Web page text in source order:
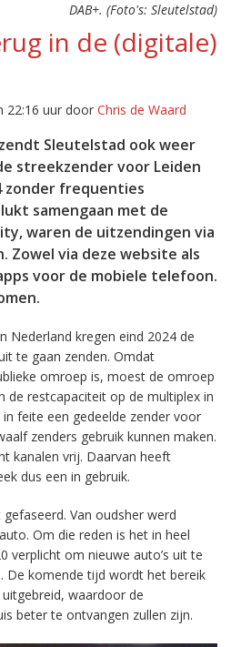
DAB+. (Foto's: Sleutelstad)
in de (digitale)
22:16 uur door Chris de Waard
Sleutelstad ook weer
streekzender voor Leiden
zonder frequenties
samengaan met de
waren de uitzendingen via
via deze website als
voor de mobiele telefoon.
Nederland kregen eind 2024 de
te gaan zenden. Omdat
omroep is, moest de omroep
de restcapaciteit op de multiplex in
in feite een gedeelde zender voor
zenders gebruik kunnen maken.
kanalen vrij. Daarvan heeft
dus een in gebruik.
Van oudsher werd
Om die reden is het in heel
verplicht om nieuwe auto’s uit te
De komende tijd wordt het bereik
waardoor de
beter te ontvangen zullen zijn.